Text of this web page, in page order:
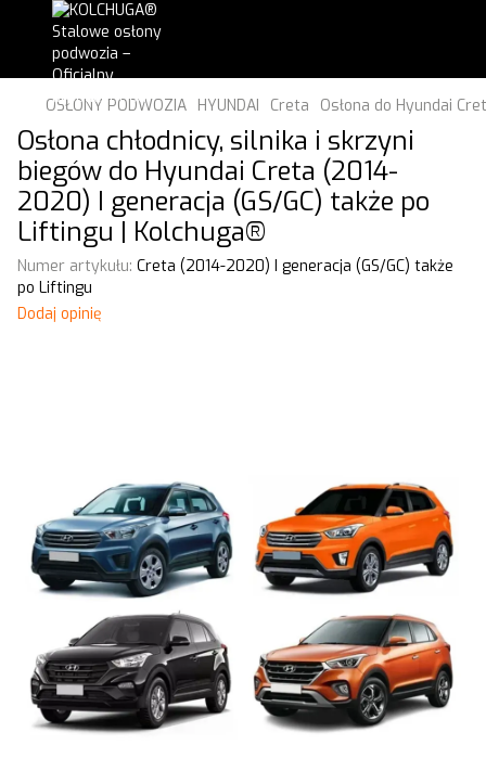
OSŁONY PODWOZIA HYUNDAI Creta Osłona do Hyundai
Osłona chłodnicy, silnika i skrzyni
biegów do Hyundai Creta (2014-
2020) I generacja (GS/GC) także po
Liftingu | Kolchuga®
Numer artykułu: Creta (2014-2020) I generacja (GS/GC) także
po Liftingu
Dodaj opinię